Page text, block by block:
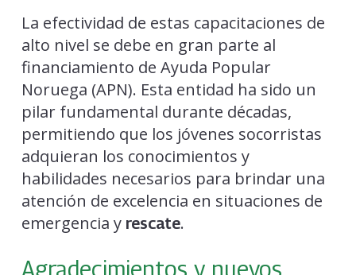
La efectividad de estas capacitaciones de
alto nivel se debe en gran parte al
financiamiento de Ayuda Popular
Noruega (APN). Esta entidad ha sido un
pilar fundamental durante décadas,
permitiendo que los jóvenes socorristas
adquieran los conocimientos y
habilidades necesarios para brindar una
atención de excelencia en situaciones de
emergencia y rescate.
Agradecimientos y nuevos